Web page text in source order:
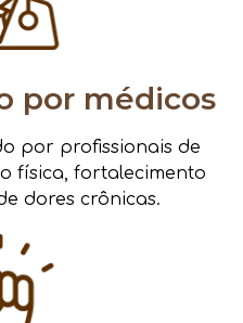
por médicos
por profissionais de
física, fortalecimento
dores crônicas.